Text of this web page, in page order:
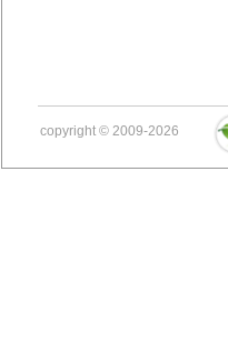
copyright © 2009-2026